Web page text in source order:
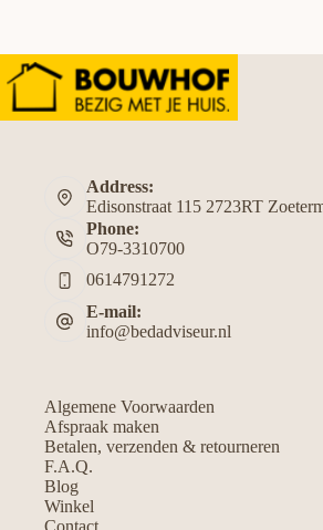
Address:
Edisonstraat 115 2723RT
Phone:
O79-3310700
0614791272
E-mail:
info@bedadviseur.nl
Algemene Voorwaarden
Afspraak maken
Betalen, verzenden & retourneren
F.A.Q.
Blog
Winkel